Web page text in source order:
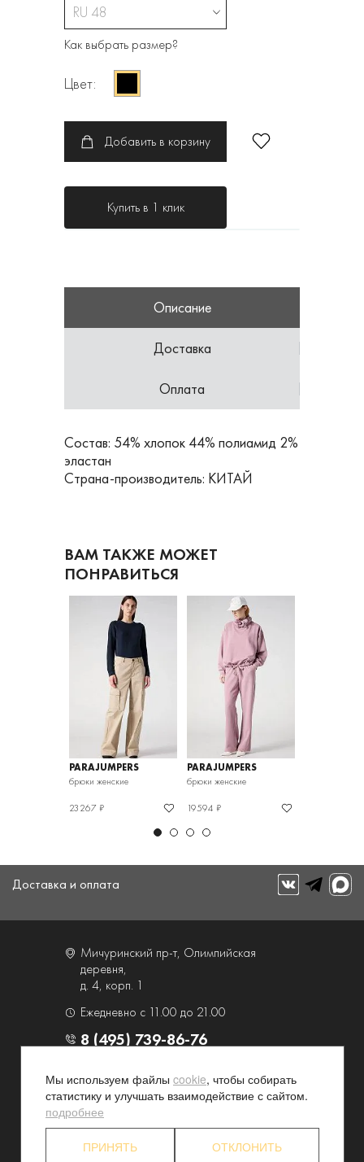
RU 48
Как выбрать размер?
Цвет:
Добавить в корзину
Купить в 1 клик
Описание
Доставка
Оплата
Состав: 54% хлопок 44% полиамид 2%
эластан
Страна-производитель: КИТАЙ
ВАМ ТАКЖЕ МОЖЕТ
ПОНРАВИТЬСЯ
PARAJUMPERS
брюки женские
23267 ₽
PARAJUMPERS
брюки женские
19594 ₽
Доставка и оплата
Мичуринский пр-т, Олимпийская
деревня,
д. 4, корп. 1
Ежедневно с 11.00 до 21.00
8 (495) 739-86-76
О компании
Услуги
Контакты и схема проезда
Наши преимущества
Партнерские программы
Конфиденциальность
Мы используем файлы cookie, чтобы собирать
статистику и улучшать взаимодействие с сайтом.
подробнее
ПРИНЯТЬ ОТКЛОНИТЬ